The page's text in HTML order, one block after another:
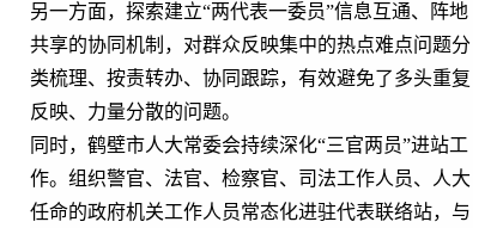
另一方面，探索建立“两代表一委员”信息互通、阵地
共享的协同机制，对群众反映集中的热点难点问题分
类梳理、按责转办、协同跟踪，有效避免了多头重复
反映、力量分散的问题。
同时，鹤壁市人大常委会持续深化“三官两员”进站工
作。组织警官、法官、检察官、司法工作人员、人大
任命的政府机关工作人员常态化进驻代表联络站，与